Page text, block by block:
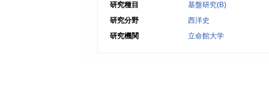
研究種目
基盤研究(B)
研究分野
西洋史
研究機関
立命館大学